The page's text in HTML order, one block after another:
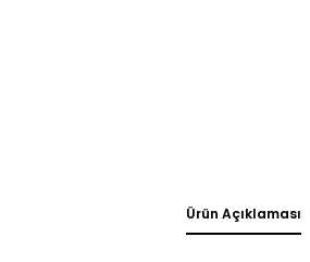
Ürün Açıklaması